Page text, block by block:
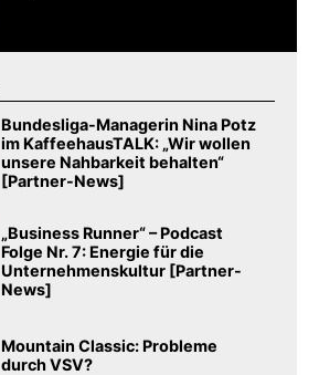
Bundesliga-Managerin Nina Potz
im KaffeehausTALK: „Wir wollen
unsere Nahbarkeit behalten“
[Partner-News]
„Business Runner“ – Podcast
Folge Nr. 7: Energie für die
Unternehmenskultur [Partner-
News]
Mountain Classic: Probleme
durch VSV?